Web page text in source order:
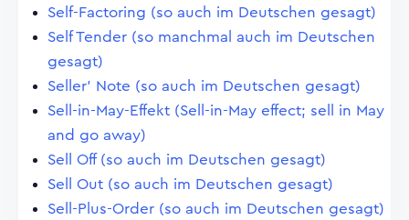
Self-Factoring (so auch im Deutschen gesagt)
Self Tender (so manchmal auch im Deutschen
gesagt)
Seller' Note (so auch im Deutschen gesagt)
Sell-in-May-Effekt (Sell-in-May effect; sell in May
and go away)
Sell Off (so auch im Deutschen gesagt)
Sell Out (so auch im Deutschen gesagt)
Sell-Plus-Order (so auch im Deutschen gesagt)